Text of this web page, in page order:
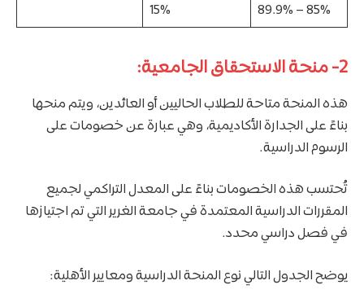
85% – 89.9%
15%
2- منحة الاستحقاق الجامعية:
هذه المنحة متاحة للطلاب الحاليين أو العائدين، ويتم منحها
بناءً على الجدارة الأكاديمية، وهي عبارة عن خصومات على
الرسوم الدراسية.
تُحتسب هذه الخصومات بناءً على المعدل التراكمي لجميع
المقررات الدراسية المعتمدة في جامعة الغرير التي تم اجتيازها
في فصل دراسي محدد.
يوضح الجدول التالي نوع المنحة الدراسية ومعايير الأهلية: